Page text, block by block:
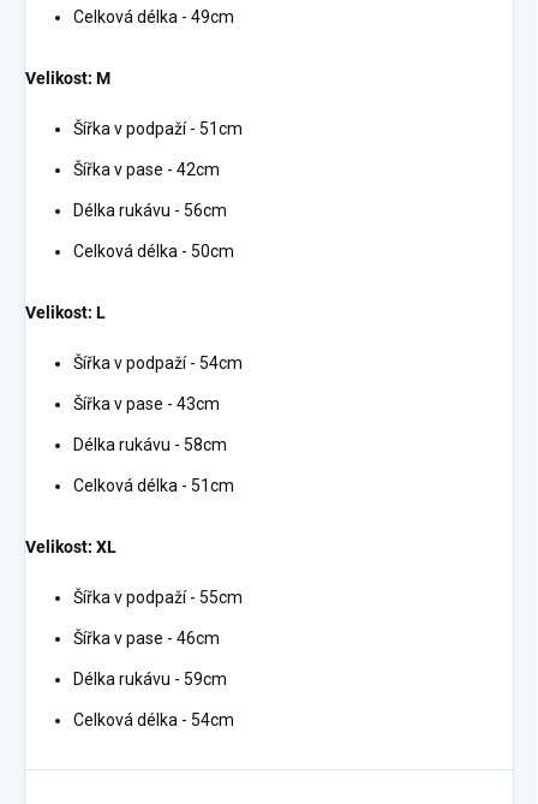
Celková délka - 49cm
Velikost: M
Šířka v podpaží - 51cm
Šířka v pase - 42cm
Délka rukávu - 56cm
Celková délka - 50cm
Velikost: L
Šířka v podpaží - 54cm
Šířka v pase - 43cm
Délka rukávu - 58cm
Celková délka - 51cm
Velikost: XL
Šířka v podpaží - 55cm
Šířka v pase - 46cm
Délka rukávu - 59cm
Celková délka - 54cm